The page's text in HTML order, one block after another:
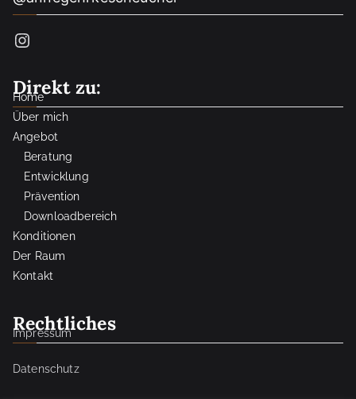
Instagram
Direkt zu:
Home
Über mich
Angebot
Beratung
Entwicklung
Prävention
Downloadbereich
Konditionen
Der Raum
Kontakt
Rechtliches
Impressum
Datenschutz